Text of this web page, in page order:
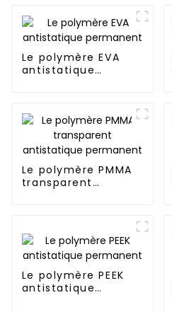
Le polymère EVA
antistatique
Le polymère PMMA
transparent
Le polymère PEEK
antistatique